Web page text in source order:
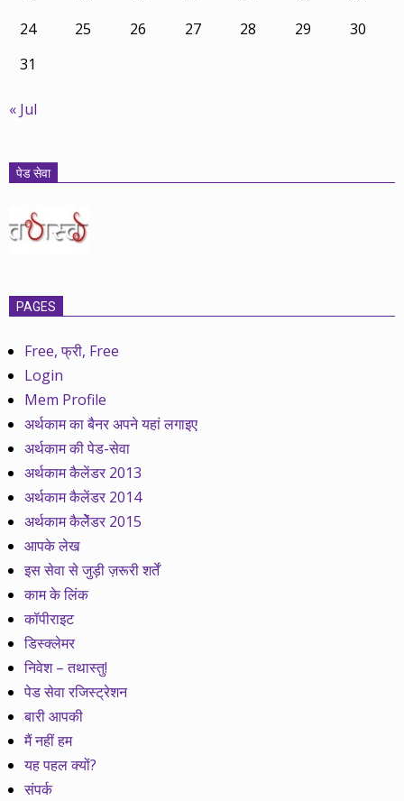
24
25 26 27 28 29
30
31
« Jul
पेड सेवा
PAGES
Free, फ्री, Free
Login
Mem Profile
अर्थकाम का बैनर अपने यहां लगाइए
अर्थकाम की पेड-सेवा
अर्थकाम कैलेंडर 2013
अर्थकाम कैलेंडर 2014
अर्थकाम कैलेेंडर 2015
आपके लेख
इस सेवा से जुड़ी ज़रूरी शर्तें
काम के लिंक
कॉपीराइट
डिस्क्लेमर
निवेश – तथास्तु!
पेड सेवा रजिस्ट्रेशन
बारी आपकी
मैं नहीं हम
यह पहल क्यों?
संपर्क